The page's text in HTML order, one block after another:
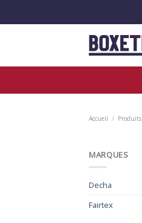
Accueil /
MARQUES
Decha
Fairtex